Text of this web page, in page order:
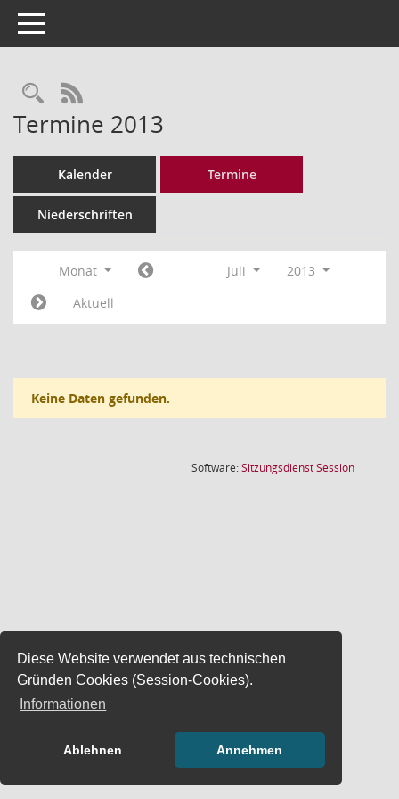
Diese Website verwendet aus technischen
Gründen Cookies (Session-Cookies).
Informationen
Ablehnen Annehmen
Toggle navigation
Rechercheauswahl
RSS-Feed
Termine 2013
Kalender Termine
Niederschriften
Monat Juli
2013
Aktuell
Keine Daten gefunden.
Software:SitzungsdienstSession(Wird in